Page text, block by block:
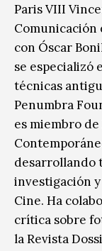
Paris VIII
Comunicación
con Óscar
se especializó
técnicas
Penumbra
es miembro
desarrollando
investigación
Cine. Ha
crítica sobre
la Revista